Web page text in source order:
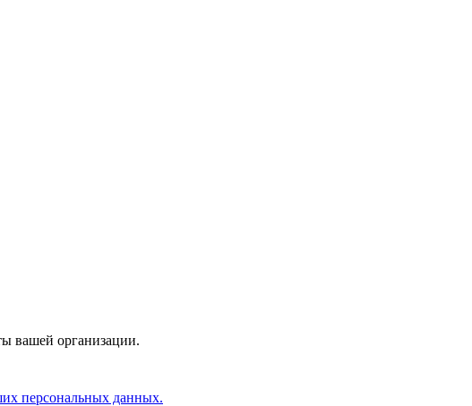
вашей организации.
персональных данных.